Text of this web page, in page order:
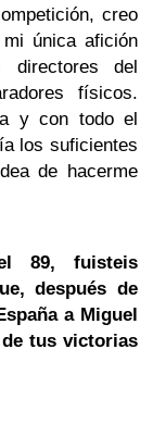
creo
única afición
del
físicos.
y con todo el
los suficientes
de hacerme
89, fuisteis
después de
a Miguel
tus victorias